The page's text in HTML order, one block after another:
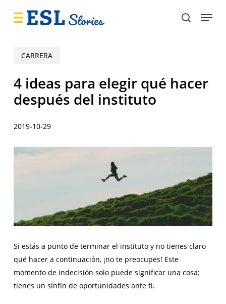
search
Menu
CARRERA
4 ideas para elegir qué hacer
después del instituto
2019-10-29
Si estás a punto de terminar el instituto y no tienes claro
qué hacer a continuación, ¡no te preocupes! Este
momento de indecisión solo puede significar una cosa:
tienes un sinfín de oportunidades ante ti.